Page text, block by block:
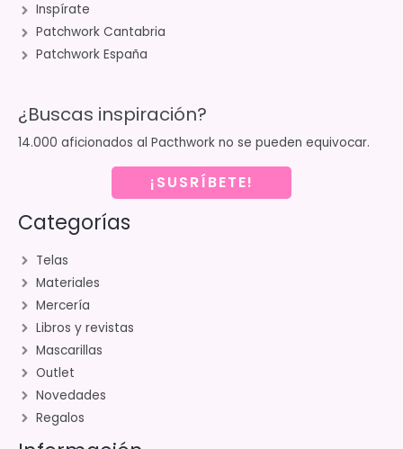
Inspírate
Patchwork Cantabria
Patchwork España
¿Buscas inspiración?
14.000 aficionados al Pacthwork no se pueden equivocar.
¡SUSRÍBETE!
Categorías
Telas
Materiales
Mercería
Libros y revistas
Mascarillas
Outlet
Novedades
Regalos